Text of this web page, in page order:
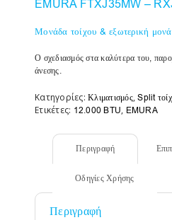
EMURA FTXJ35MW –
Μονάδα τοίχου & εξωτερική
Ο σχεδιασμός στα καλύτερα του,
άνεσης.
Κατηγορίες: Κλιματισμός,Split
Ετικέτες: 12.000 BTU, EMURA
Περιγραφή
Οδηγίες Χρήσης
Περιγραφή